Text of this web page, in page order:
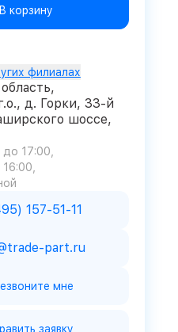
В корзину
филиалах
д. Горки, 33-й
шоссе,
до 17:00
157-51-11
part.ru
мне
заявку